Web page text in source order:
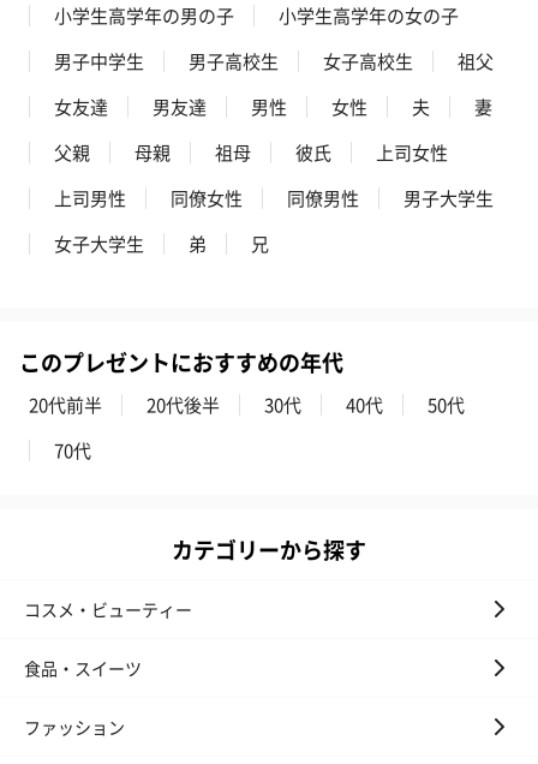
リラックスグッズを同梱してお届けします。
の＋αにおすすめです。
小学生高学年の男の子
小学生高学年の女の子
男子中学生
男子高校生 女子高校生
祖父
女友達
男友達 男性 女性 夫
妻
父親
母親 祖母 彼氏
上司女性
上司男性
同僚女性 同僚男性
男子大学生
女子大学生
弟 兄
このプレゼントにおすすめの年代
20代前半 20代後半 30代 40代
50代
70代
カテゴリーから探す
コスメ・ビューティー
食品・スイーツ
ファッション